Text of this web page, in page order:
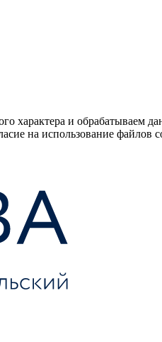
характера и обрабатываем
на использование файлов